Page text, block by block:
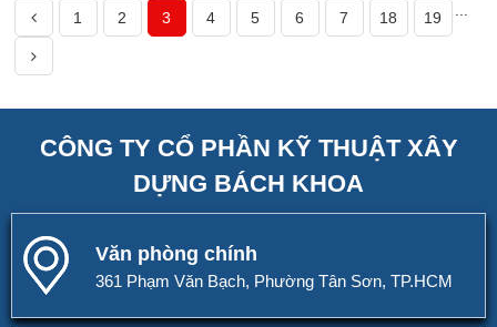
1 2 3 4 5 6 7 ...
18 19
CÔNG TY CỔ PHẦN KỸ THUẬT XÂY
DỰNG BÁCH KHOA
Văn phòng chính
361 Phạm Văn Bạch, Phường Tân Sơn, TP.HCM